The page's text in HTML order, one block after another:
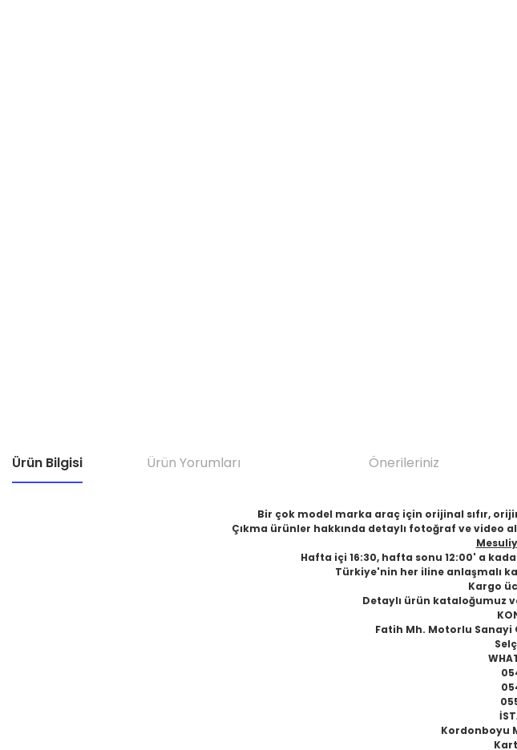
Ürün Bilgisi Ürün Yorumları Önerileriniz
Bir çok model marka araç için orijinal sıfır,
Çıkma ürünler hakkında detaylı fotoğraf ve video
Hafta içi 16:30, hafta sonu 12:00' a
Türkiye'nin her iline anlaşmalı
Kargo
Detaylı ürün kataloğumuz
Fatih Mh. Motorlu Sanayi
Kordonboyu